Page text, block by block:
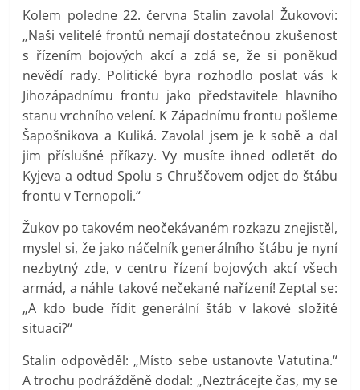
Kolem poledne 22. června Stalin zavolal Žukovovi:
„Naši velitelé frontů nemají dostatečnou zkušenost
s řízením bojových akcí a zdá se, že si poněkud
nevědí rady. Politické byra rozhodlo poslat vás k
Jihozápadnímu frontu jako představitele hlavního
stanu vrchního velení. K Západnímu frontu pošleme
Šapošnikova a Kuliká. Zavolal jsem je k sobě a dal
jim příslušné příkazy. Vy musíte ihned odletět do
Kyjeva a odtud Spolu s Chruščovem odjet do štábu
frontu v Ternopoli.“
Žukov po takovém neočekávaném rozkazu znejistěl,
myslel si, že jako náčelník generálního štábu je nyní
nezbytný zde, v centru řízení bojových akcí všech
armád, a náhle takové nečekané nařízení! Zeptal se:
„A kdo bude řídit generální štáb v lakové složité
situaci?“
Stalin odpověděl: „Místo sebe ustanovte Vatutina.“
A trochu podrážděně dodal: „Neztrácejte čas, my se